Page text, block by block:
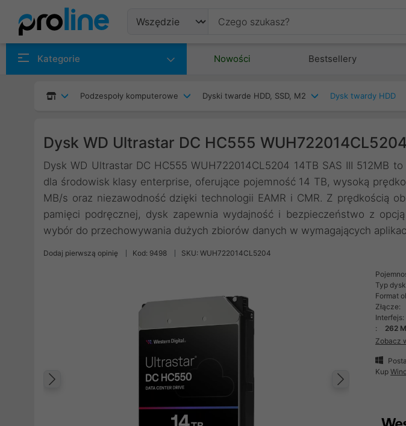
Kategorie Nowości Bestsellery
Podzespoły komputerowe Dyski twarde HDD, SSD, M2 Dysk twardy HDD
Dysk WD Ultrastar DC HC555
Dysk WD Ultrastar DC HC555 WUH722014CL5204 14TB SAS III 512MB
dla środowisk klasy enterprise, oferujące pojemność 14 TB, wysoką
MB/s oraz niezawodność dzięki technologii EAMR i CMR. Z prędkością
pamięci podręcznej, dysk zapewnia wydajność i bezpieczeństwo z
wybór do przechowywania dużych zbiorów danych w wymagających
Dodaj pierwszą opinię Kod: 9498 SKU: WUH722014CL5204
Typ
Format
Złącze:
Interfejs:
:
262
Zobacz
Kup